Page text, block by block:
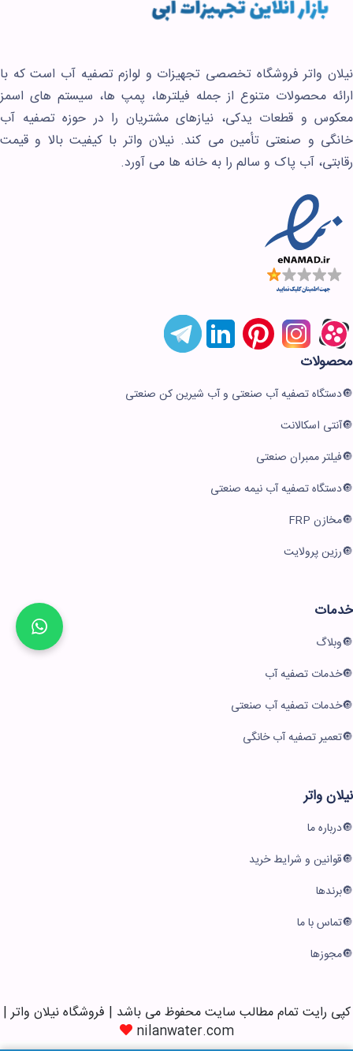
نیلان واتر فروشگاه تخصصی تجهیزات و لوازم تصفیه آب است که با
ارائه محصولات متنوع از جمله فیلترها، پمپ ها، سیستم های اسمز
معکوس و قطعات یدکی، نیازهای مشتریان را در حوزه تصفیه آب
خانگی و صنعتی تأمین می کند. نیلان واتر با کیفیت بالا و قیمت
رقابتی، آب پاک و سالم را به خانه ها می آورد.
محصولات
دستگاه تصفیه آب صنعتی و آب شیرین کن صنعتی
آنتی اسکالانت
فیلتر ممبران صنعتی
دستگاه تصفیه آب نیمه صنعتی
مخازن FRP
رزین پرولایت
خدمات
وبلاگ
خدمات تصفیه آب
خدمات تصفیه آب صنعتی
تعمیر تصفیه آب خانگی
نیلان واتر
درباره ما
قوانین و شرایط خرید
برندها
تماس با ما
مجوزها
کپی رایت تمام مطالب سایت محفوظ می باشد | فروشگاه نیلان واتر |
nilanwater.com